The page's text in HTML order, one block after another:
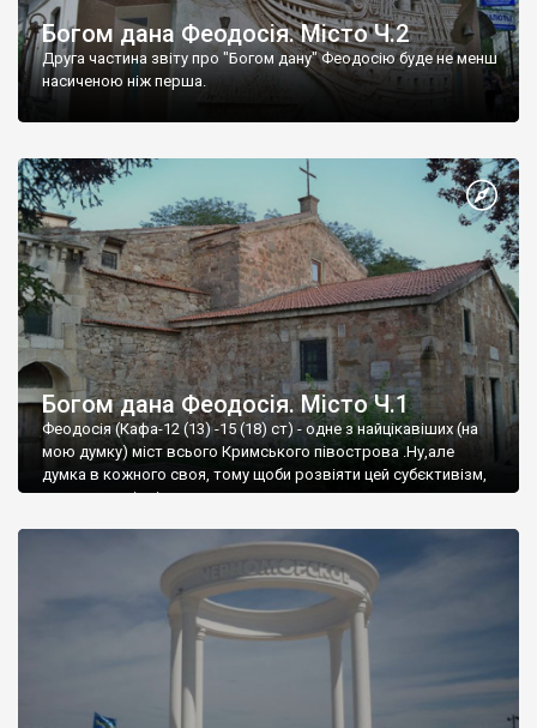
Богом дана Феодосія. Місто Ч.2
Друга частина звіту про "Богом дану" Феодосію буде не менш
насиченою ніж перша.
Богом дана Феодосія. Місто Ч.1
Феодосія (Кафа-12 (13) -15 (18) ст) - одне з найцікавіших (на
мою думку) міст всього Кримського півострова .Ну,але
думка в кожного своя, тому щоби розвіяти цей субєктивізм,
запрошую відвідати це